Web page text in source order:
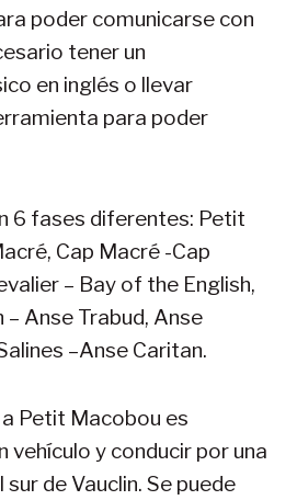
poder comunicarse con
tener un
en inglés o llevar
para poder
6 fases diferentes: Petit
Cap Macré -Cap
– Bay of the English,
Anse Trabud, Anse
–Anse Caritan.
Petit Macobou es
vehículo y conducir por una
de Vauclin. Se puede